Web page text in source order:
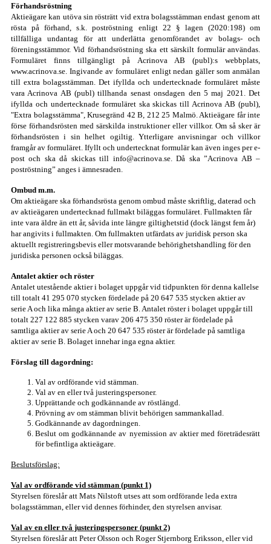
Förhandsröstning
Aktieägare kan utöva sin rösträtt vid extra bolagsstämman endast genom att
rösta på förhand, s.k. poströstning enligt 22 § lagen (2020:198) om
tillfälliga undantag för att underlätta genomförandet av bolags- och
föreningsstämmor. Vid förhandsröstning ska ett särskilt formulär användas.
Formuläret finns tillgängligt på Acrinova AB (publ):s webbplats,
www.acrinova.se. Ingivande av formuläret enligt nedan gäller som anmälan
till extra bolagsstämman. Det ifyllda och undertecknade formuläret måste
vara Acrinova AB (publ) tillhanda senast onsdagen den 5 maj 2021. Det
ifyllda och undertecknade formuläret ska skickas till Acrinova AB (publ),
"Extra bolagsstämma", Krusegränd 42 B, 212 25 Malmö. Aktieägare får inte
förse förhandsrösten med särskilda instruktioner eller villkor. Om så sker är
förhandsrösten i sin helhet ogiltig. Ytterligare anvisningar och villkor
framgår av formuläret. Ifyllt och undertecknat formulär kan även inges per e-
post och ska då skickas till info@acrinova.se. Då ska ”Acrinova AB –
poströstning” anges i ämnesraden.
Ombud m.m.
Om aktieägare ska förhandsrösta genom ombud måste skriftlig, daterad och
av aktieägaren undertecknad fullmakt biläggas formuläret. Fullmakten får
inte vara äldre än ett år, såvida inte längre giltighetstid (dock längst fem år)
har angivits i fullmakten. Om fullmakten utfärdats av juridisk person ska
aktuellt registreringsbevis eller motsvarande behörighetshandling för den
juridiska personen också biläggas.
Antalet aktier och röster
Antalet utestående aktier i bolaget uppgår vid tidpunkten för denna kallelse
till totalt 41 295 070 stycken fördelade på 20 647 535 stycken aktier av
serie A och lika många aktier av serie B. Antalet röster i bolaget uppgår till
totalt 227 122 885 stycken varav 206 475 350 röster är fördelade på
samtliga aktier av serie A och 20 647 535 röster är fördelade på samtliga
aktier av serie B. Bolaget innehar inga egna aktier.
Förslag till dagordning:
Val av ordförande vid stämman.
Val av en eller två justeringspersoner.
Upprättande och godkännande av röstlängd.
Prövning av om stämman blivit behörigen sammankallad.
Godkännande av dagordningen.
Beslut om godkännande av nyemission av aktier med företrädesrätt
för befintliga aktieägare.
Beslutsförslag:
Val av ordförande vid stämman (punkt 1)
Styrelsen föreslår att Mats Nilstoft utses att som ordförande leda extra
bolagsstämman, eller vid dennes förhinder, den styrelsen anvisar.
Val av en eller två justeringspersoner (punkt 2)
Styrelsen föreslår att Peter Olsson och Roger Stjernborg Eriksson, eller vid